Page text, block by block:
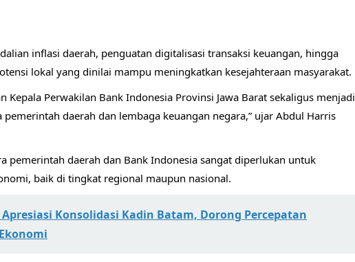
inflasi daerah, penguatan digitalisasi transaksi keuangan, hingga
lokal yang dinilai mampu meningkatkan kesejahteraan masyarakat.
Perwakilan Bank Indonesia Provinsi Jawa Barat sekaligus menjadi
daerah dan lembaga keuangan negara,” ujar Abdul Harris
pemerintah daerah dan Bank Indonesia sangat diperlukan untuk
baik di tingkat regional maupun nasional.
Konsolidasi Kadin Batam, Dorong Percepatan